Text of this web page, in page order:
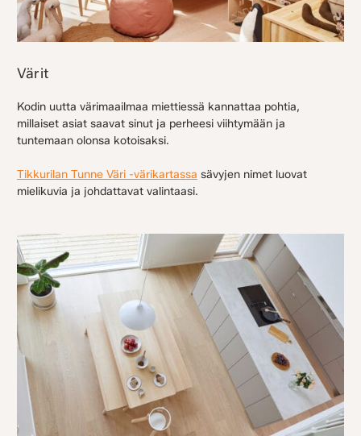
Värit
Kodin uutta värimaailmaa miettiessä kannattaa pohtia,
millaiset asiat saavat sinut ja perheesi viihtymään ja
tuntemaan olonsa kotoisaksi.
Tikkurilan Tunne Väri -värikartassa sävyjen nimet luovat
mielikuvia ja johdattavat valintaasi.